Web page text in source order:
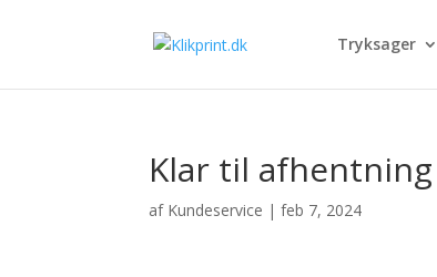
Tryksager
Klar til afhentning
af Kundeservice |feb 7, 2024